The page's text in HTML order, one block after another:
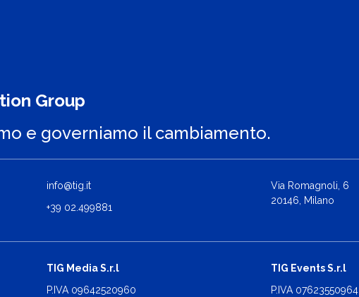
Group
e governiamo il cambiamento.
info@tig.it
+39 02.499881
Via Romagnoli, 6
20146, Milano
TIG Media S.r.l
P.IVA 09642520960
TIG Events S.r.l
P.IVA 07623550964